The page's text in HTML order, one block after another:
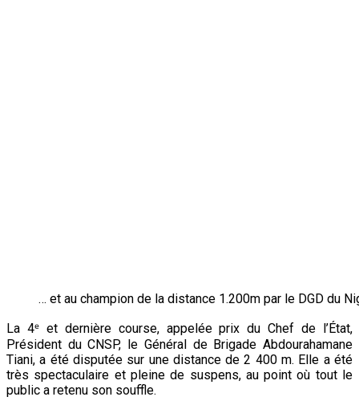
… et au champion de la distance 1.200m par le DGD du
La 4ᵉ et dernière course, appelée prix du Chef de l’État,
Président du CNSP, le Général de Brigade Abdourahamane
Tiani, a été disputée sur une distance de 2 400 m. Elle a été
très spectaculaire et pleine de suspens, au point où tout le
public a retenu son souffle.